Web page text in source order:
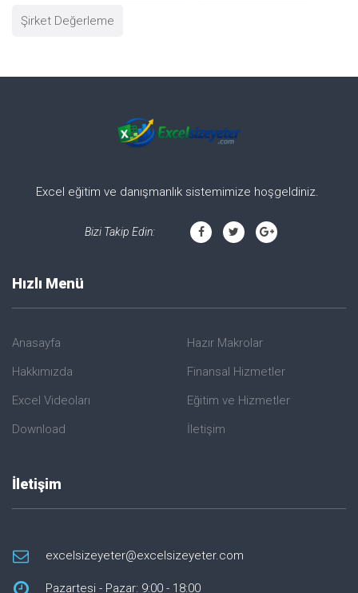
Şirket Değerleme
Excel eğitim ve danışmanlık sistemimize hoşgeldiniz.
Bizi Takip Edin:
Hızlı Menü
Anasayfa
Hakkımızda
Excel Videoları
Download
Hazır Makrolar
Finansal Hizmetler
Eğitim ve Hizmetler
İletişim
İletişim
excelsizeyeter@excelsizeyeter.com
Pazartesi - Pazar: 9:00 - 18:00